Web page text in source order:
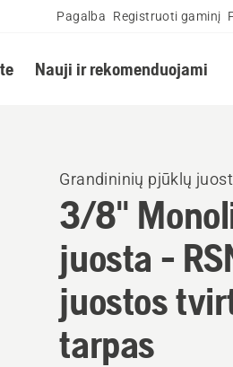
Pagalba Registruoti gaminį
Nauji ir rekomenduojami
Grandininių pjūklų
3/8"
juosta -
juostos
tarpas